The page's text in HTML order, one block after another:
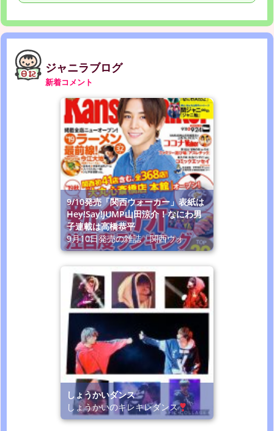
ジャニラブログ
新着コメント
9/10発売「関西ウォーカー」表紙は
Hey!Say!JUMP山田涼介！なにわ男
子連載は高橋恭平
9月10日発売の雑誌「関西ウォ
しょうかいダンス
しょうかいのキレキレダンス